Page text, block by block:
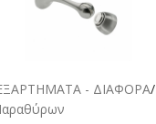
- ΔΙΑΦΟΡΑ/